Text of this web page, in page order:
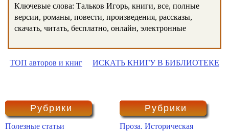
Ключевые слова: Тальков Игорь, книги, все, полные
версии, романы, повести, произведения, рассказы,
скачать, читать, бесплатно, онлайн, электронные
ТОП авторов и книг ИСКАТЬ КНИГУ В БИБЛИОТЕКЕ
Рубрики
Полезные статьи
Рубрики
Проза. Историческая